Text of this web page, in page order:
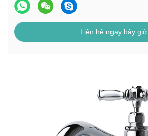
Liên hệ ngay bây giờ